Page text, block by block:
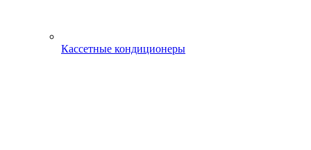
Кассетные кондиционеры